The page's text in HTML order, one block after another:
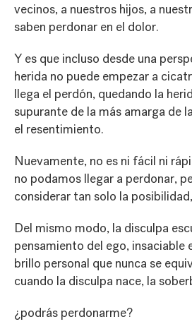
vecinos, a nuestros hijos, a
saben perdonar en el dolor.
Y es que incluso desde una
herida no puede empezar a
llega el perdón, quedando la
supurante de la más amarga de
el resentimiento.
Nuevamente, no es ni fácil ni
no podamos llegar a perdonar,
considerar tan solo la
Del mismo modo, la disculpa
pensamiento del ego, insaciable
brillo personal que nunca se
cuando la disculpa nace, la
¿podrás perdonarme?